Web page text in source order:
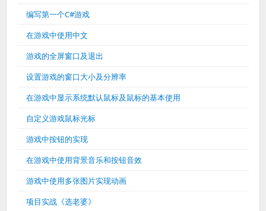
编写第一个C#游戏
在游戏中使用中文
游戏的全屏窗口及退出
设置游戏的窗口大小及分辨率
在游戏中显示系统默认鼠标及鼠标的基本使用
自定义游戏鼠标光标
游戏中按钮的实现
在游戏中使用背景音乐和按钮音效
游戏中使用多张图片实现动画
项目实战《选老婆》